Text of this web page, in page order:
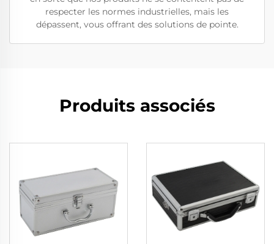
respecter les normes industrielles, mais les
dépassent, vous offrant des solutions de pointe.
Produits associés